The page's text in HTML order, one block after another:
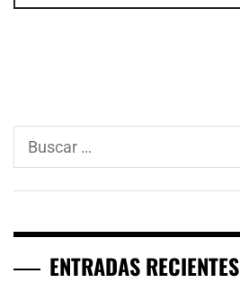
Buscar:
ENTRADAS RECIENTES